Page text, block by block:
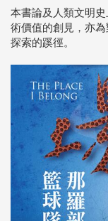
本書論及人類文明
術價值的創見，亦
探索的蹊徑。